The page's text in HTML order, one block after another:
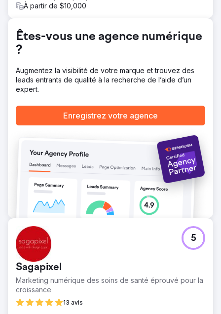
voiture, je l'ai colorée en rouge cerise pour son menu et
papiers à lettres (enveloppes, étiquettes, autocollants),
ses panneaux publicitaires, ses publicités en ligne, ses
publicités imprimées, et même sur un autocollant
Vers la page de l'agence
À partir de $10,000
Êtes-vous une agence numérique
?
Augmentez la visibilité de votre marque et trouvez des
leads entrants de qualité à la recherche de l’aide d’un
expert.
Enregistrez votre agence
Sagapixel
Marketing numérique des soins de santé éprouvé pour la
croissance
13 avis
5